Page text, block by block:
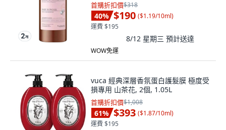
首購折扣價$318
40% $190 ($1.19/10ml)
運費 $195
8/12 星期三 預計送達
WOW免運
vuca 經典深層香氛蛋白護髮膜 極度受
損專用 山茶花, 2個, 1.05L
首購折扣價$1,008
61% $393 ($1.87/10ml)
運費 $195